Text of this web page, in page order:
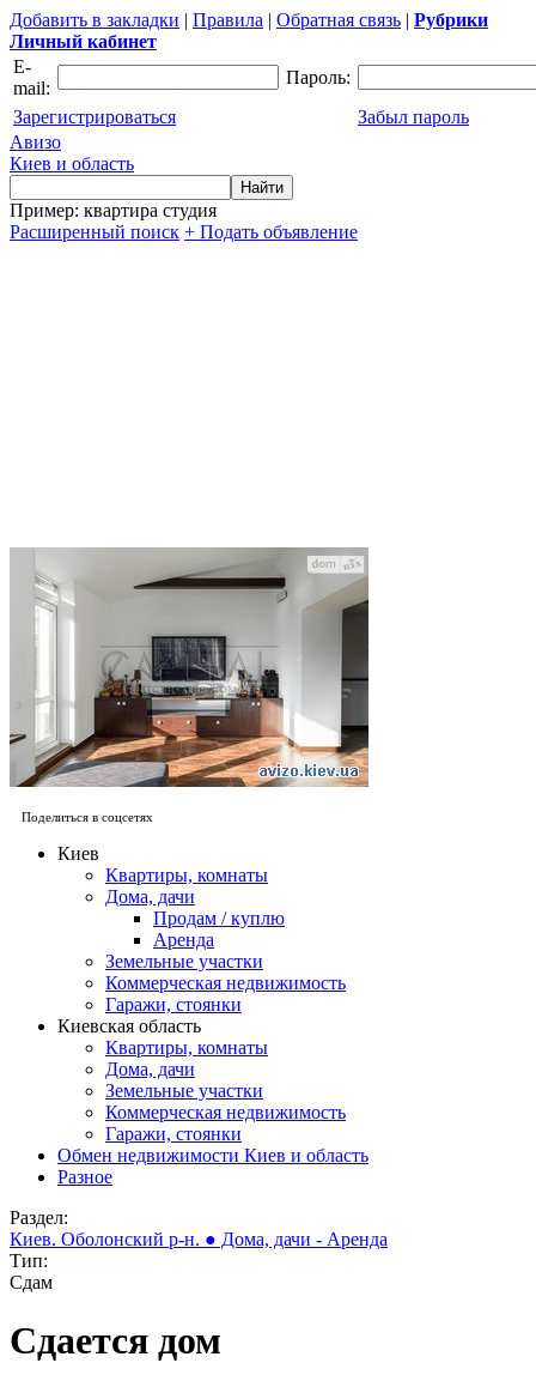
Добавить в закладки | Правила | Обратная связь | Рубрики
Личный кабинет
E-
mail:
Пароль:
Зарегистрироваться
Забыл пароль
Авизо
Киев и область
Пример: квартира студия
Расширенный поиск + Подать объявление
Поделиться в соцсетях
Киев
Квартиры, комнаты
Дома, дачи
Продам / куплю
Аренда
Земельные участки
Коммерческая недвижимость
Гаражи, стоянки
Киевская область
Квартиры, комнаты
Дома, дачи
Земельные участки
Коммерческая недвижимость
Гаражи, стоянки
Обмен недвижимости Киев и область
Разное
Раздел:
Киев. Оболонский р-н. ● Дома, дачи - Аренда
Тип:
Сдам
Сдается дом